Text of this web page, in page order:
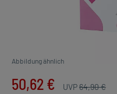
Abbildung ähnlich
50,62 € UVP64,90 €